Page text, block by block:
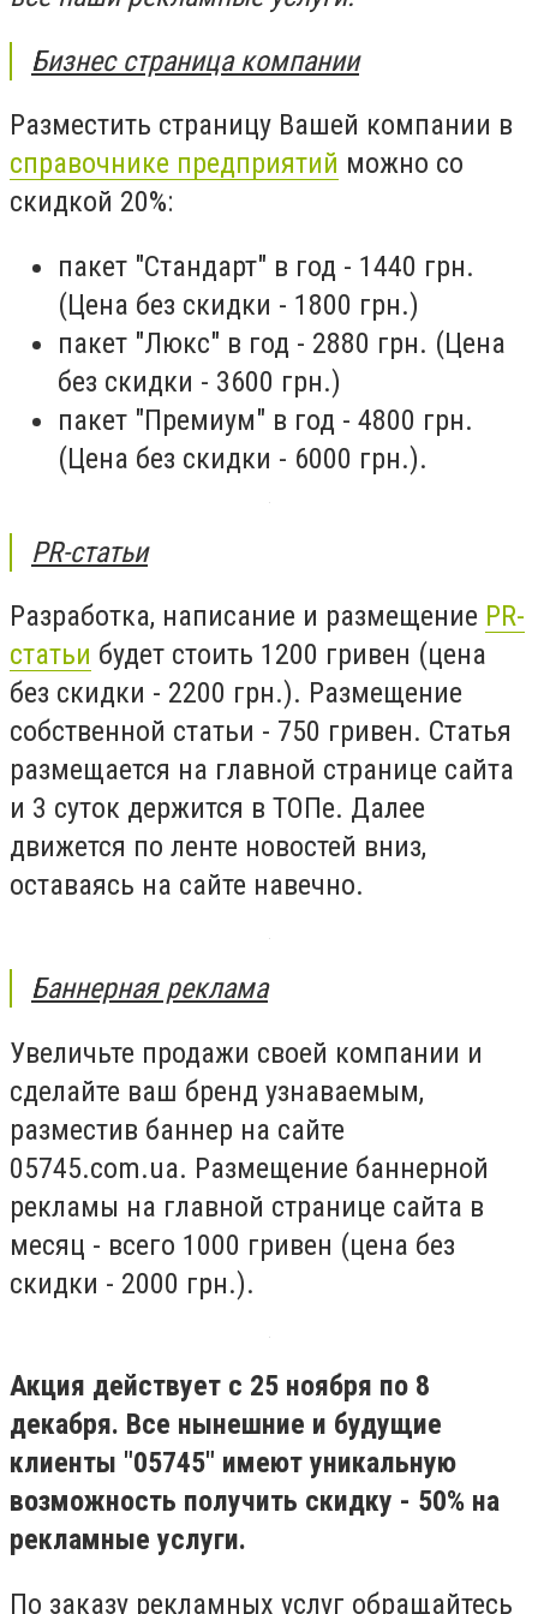
Бизнес страница компании
Разместить страницу Вашей компании в
справочнике предприятий можно со
скидкой 20%:
пакет "Стандарт" в год - 1440 грн.
(Цена без скидки - 1800 грн.)
пакет "Люкс" в год - 2880 грн. (Цена
без скидки - 3600 грн.)
пакет "Премиум" в год - 4800 грн.
(Цена без скидки - 6000 грн.).
PR-статьи
Разработка, написание и размещение PR-
статьи будет стоить 1200 гривен (цена
без скидки - 2200 грн.). Размещение
собственной статьи - 750 гривен. Статья
размещается на главной странице сайта
и 3 суток держится в ТОПе. Далее
движется по ленте новостей вниз,
оставаясь на сайте навечно.
Баннерная реклама
Увеличьте продажи своей компании и
сделайте ваш бренд узнаваемым,
разместив баннер на сайте
05745.com.ua. Размещение баннерной
рекламы на главной странице сайта в
месяц - всего 1000 гривен (цена без
скидки - 2000 грн.).
Акция действует с 25 ноября по 8
декабря. Все нынешние и будущие
клиенты "05745" имеют уникальную
возможность получить скидку - 50% на
рекламные услуги.
По заказу рекламных услуг обращайтесь